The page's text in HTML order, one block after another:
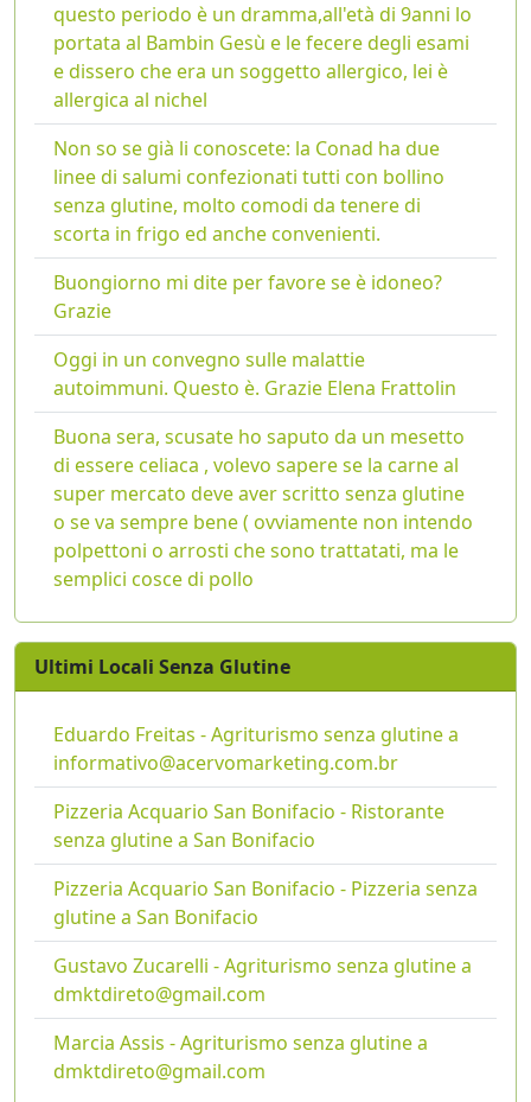
questo periodo è un dramma,all'età di 9anni lo
portata al Bambin Gesù e le fecere degli esami
e dissero che era un soggetto allergico, lei è
allergica al nichel
Non so se già li conoscete: la Conad ha due
linee di salumi confezionati tutti con bollino
senza glutine, molto comodi da tenere di
scorta in frigo ed anche convenienti.
Buongiorno mi dite per favore se è idoneo?
Grazie
Oggi in un convegno sulle malattie
autoimmuni. Questo è. Grazie Elena Frattolin
Buona sera, scusate ho saputo da un mesetto
di essere celiaca , volevo sapere se la carne al
super mercato deve aver scritto senza glutine
o se va sempre bene ( ovviamente non intendo
polpettoni o arrosti che sono trattatati, ma le
semplici cosce di pollo
Ultimi Locali Senza Glutine
Eduardo Freitas - Agriturismo senza glutine a
informativo@acervomarketing.com.br
Pizzeria Acquario San Bonifacio - Ristorante
senza glutine a San Bonifacio
Pizzeria Acquario San Bonifacio - Pizzeria senza
glutine a San Bonifacio
Gustavo Zucarelli - Agriturismo senza glutine a
dmktdireto@gmail.com
Marcia Assis - Agriturismo senza glutine a
dmktdireto@gmail.com